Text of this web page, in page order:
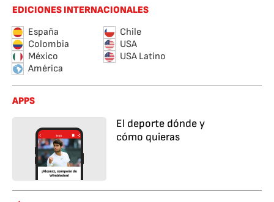
EDICIONES INTERNACIONALES
España
Chile
Colombia
USA
México
USA Latino
América
APPS
El deporte dónde y
cómo quieras